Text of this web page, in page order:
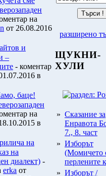
на
от 26.08.2016
и
–
- коментар
в
баце!
на
в
на
на
диалект) -
erka от
разширено
ЩУКНИ-
ХУЛИ
» Сказание за
Енравота
7., 8. част
» Изборът
(Момичето
перлените
» Изборът /